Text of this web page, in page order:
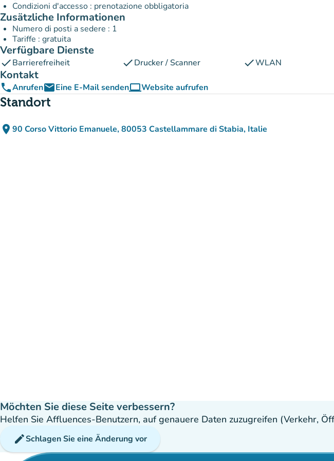
Condizioni d'accesso : prenotazione obbligatoria
Zusätzliche Informationen
Numero di posti a sedere : 1
Tariffe : gratuita
Verfügbare Dienste
checkBarrierefreiheit checkDrucker / Scanner checkWLAN
Kontakt
phoneAnrufenemailEine E-Mail sendencomputerWebsite aufrufen
(new tab)
Standort
place 90 Corso Vittorio Emanuele, 80053 Castellammare di Stabia, Italie
(in Google Maps öffnen)
(new tab)
Möchten Sie diese Seite verbessern?
Helfen Sie Affluences-Benutzern, auf genauere Daten zuzugreifen (Verkehr,
editSchlagen Sie eine Änderung vor